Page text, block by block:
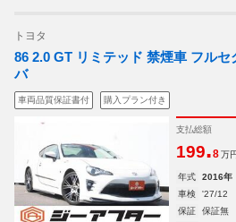
トヨタ
86 2.0 GT リミテッド 禁煙車 フルセ
バ
車両品質保証書付 購入プラン付き
支払総額
199.8 万
年式 2016年
車検
'27/12
保証
保証無